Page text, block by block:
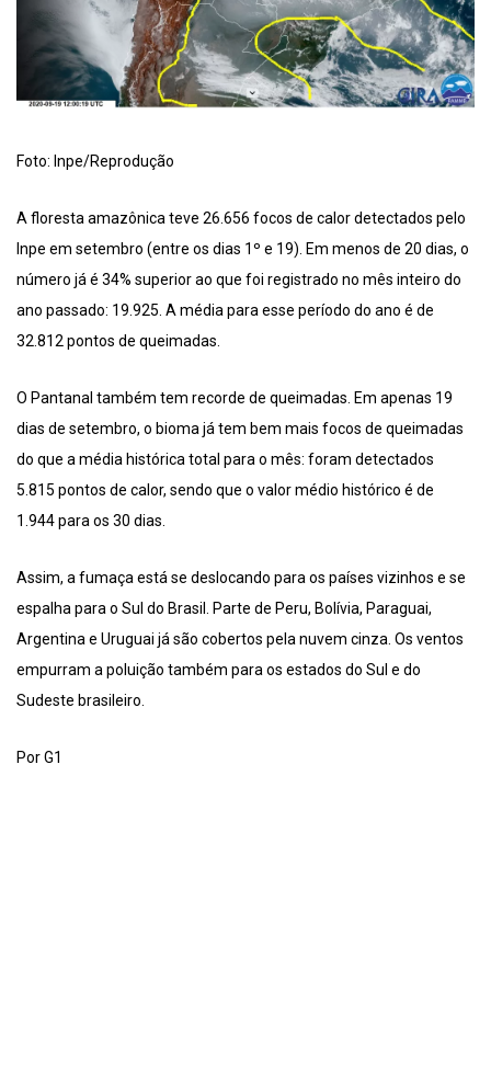
Foto: Inpe/Reprodução
A floresta amazônica teve 26.656 focos de calor detectados pelo
Inpe em setembro (entre os dias 1º e 19). Em menos de 20 dias, o
número já é 34% superior ao que foi registrado no mês inteiro do
ano passado: 19.925. A média para esse período do ano é de
32.812 pontos de queimadas.
O Pantanal também tem recorde de queimadas. Em apenas 19
dias de setembro, o bioma já tem bem mais focos de queimadas
do que a média histórica total para o mês: foram detectados
5.815 pontos de calor, sendo que o valor médio histórico é de
1.944 para os 30 dias.
Assim, a fumaça está se deslocando para os países vizinhos e se
espalha para o Sul do Brasil. Parte de Peru, Bolívia, Paraguai,
Argentina e Uruguai já são cobertos pela nuvem cinza. Os ventos
empurram a poluição também para os estados do Sul e do
Sudeste brasileiro.
Por G1